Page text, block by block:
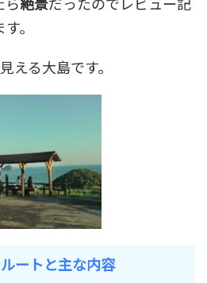
。
える大島です。
ートと主な内容